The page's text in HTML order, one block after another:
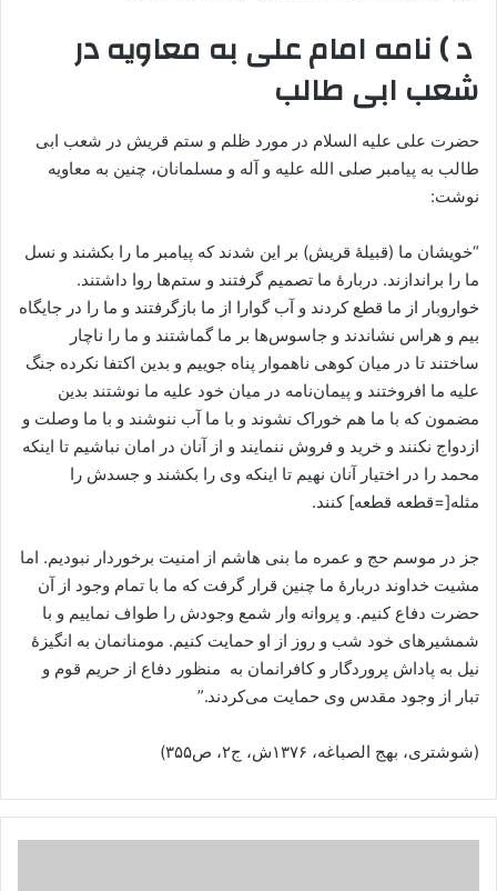
د ) نامه امام علی به معاویه در
شعب ابی طالب
حضرت علی علیه السلام در مورد ظلم و ستم قریش در شعب ابی
طالب به پیامبر صلی الله علیه و آله و مسلمانان، چنین به معاویه
نوشت:
“خویشان ما (قبیلۀ قریش) بر این شدند که پیامبر ما را بکشند و نسل
ما را براندازند. دربارۀ ما تصمیم گرفتند و ستم‌ها روا داشتند.
خواروبار از ما قطع کردند و آب گوارا از ما بازگرفتند و ما را در جایگاه
بیم و هراس نشاندند و جاسوس‌ها بر ما گماشتند و ما را ناچار
ساختند تا در میان کوهی ناهموار پناه جوییم و بدین اکتفا نکرده جنگ
علیه ما افروختند و پیمان‌نامه در میان خود علیه ما نوشتند بدین
مضمون که با ما هم خوراک نشوند و با ما آب ننوشند و با ما وصلت و
ازدواج نکنند و خرید و فروش ننمایند و از آنان در امان نباشیم تا اینکه
محمد را در اختیار آنان نهیم تا اینکه وی را بکشند و جسدش را
مثله[=قطعه قطعه] کنند.
جز در موسم حج و عمره ما بنی هاشم از امنیت برخوردار نبودیم. اما
مشیت خداوند دربارۀ ما چنین قرار گرفت که ما با تمام وجود از آن
حضرت دفاع کنیم. و پروانه وار شمع وجودش را طواف نماییم و با
شمشیرهای خود شب و روز از او حمایت کنیم. مومنانمان به انگیزۀ
نیل به پاداش پروردگار و کافرانمان به منظور دفاع از حریم قوم و
تبار از وجود مقدس وی حمایت می‌کردند.”
(شوشتری، بهج الصباغه، ۱۳۷۶ش، ج۲، ص۳۵۵)